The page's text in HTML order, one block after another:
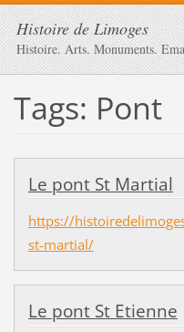
Histoire de Limoges
Histoire. Arts. Monuments.
Tags: Pont
Le pont St Martial
https://
st-martial/
Le pont St Etienne